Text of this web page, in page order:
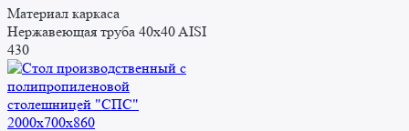
Материал каркаса
Нержавеющая труба 40x40 AISI
430